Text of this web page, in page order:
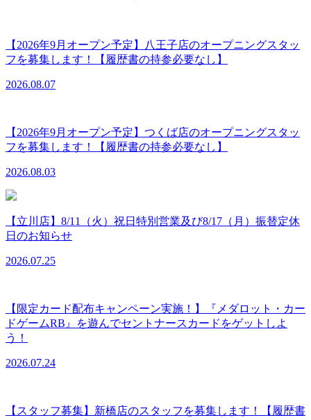
【2026年9月オープン予定】八王子店のオープニングスタッ
フを募集します！【履歴書の持参必要なし】
2026.08.07
【2026年9月オープン予定】つくば店のオープニングスタッ
フを募集します！【履歴書の持参必要なし】
2026.08.03
【立川店】8/11（火）祝日特別営業及び8/17（月）振替定休
日のお知らせ
2026.07.25
【限定カード配布キャンペーン実施！】『メダロット・カー
ドゲームRB』を遊んでセントナースカードをゲットしよ
う！
2026.07.24
【スタッフ募集】新橋店のスタッフを募集します！【履歴書